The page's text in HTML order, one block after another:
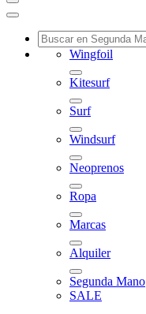
Wingfoil
Kitesurf
Surf
Windsurf
Neoprenos
Ropa
Marcas
Alquiler
Segunda Mano
SALE